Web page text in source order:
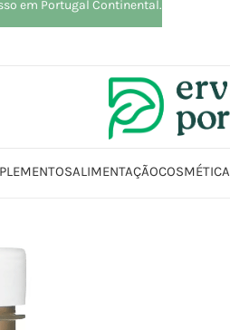
ALIMENTAÇÃOCOSMÉTICA
em Portugal Continental.